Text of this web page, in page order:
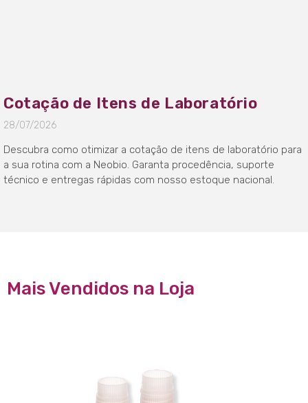
Cotação de Itens de Laboratório
28/07/2026
Descubra como otimizar a cotação de itens de laboratório para
a sua rotina com a Neobio. Garanta procedência, suporte
técnico e entregas rápidas com nosso estoque nacional.
Mais Vendidos na Loja